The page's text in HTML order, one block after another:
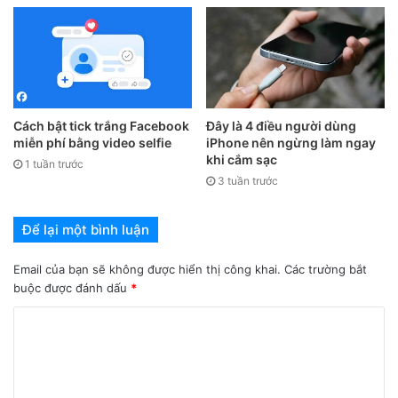
hoàn toàn có thể sử dụng Google Drive để lưu hàng nghìn
tấm ảnh một cách dễ dàng.
Chưa kể, dịch vụ này cũng cho phép truy cập rất tiện lợi vì
đã có sẵn app trên nền tảng di động. Điểm trừ duy nhất có
lẽ là không gian lưu trữ không thực sự lớn, thời gian load
ảnh lâu, và tất nhiên là bạn cần đường truyền Internet đủ
mạnh để upload cũng như xem lại ảnh.
Cách bật tick trắng Facebook
miễn phí bằng video selfie
1 tuần trước
Đây là 4 điều người dùng
iPhone nên ngừng làm ngay
khi cắm sạc
3 tuần trước
Để lại một bình luận
Email của bạn sẽ không được hiển thị công khai. Các trường bắt
buộc được đánh dấu *